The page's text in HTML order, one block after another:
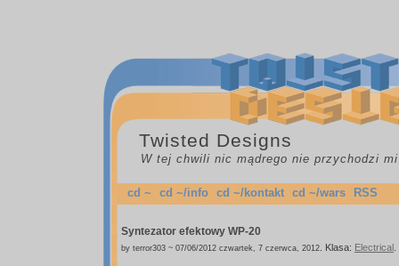
Twisted Designs
W tej chwili nic mądrego nie przychodzi mi
cd ~ cd ~/info cd ~/kontakt cd ~/wars RSS
Syntezator efektowy WP-20
by terror303 ~ 07/06/2012 czwartek, 7 czerwca, 2012 Klasa: Electrical